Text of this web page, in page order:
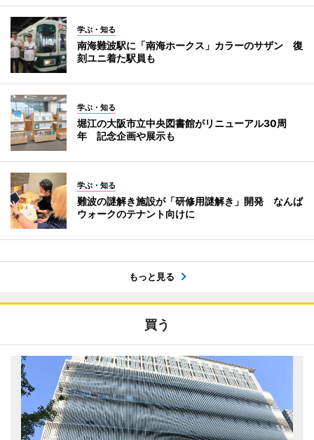
学ぶ・知る
南海難波駅に「南海ホークス」カラーのサザン 復
刻ユニ着た駅員も
学ぶ・知る
堀江の大阪市立中央図書館がリニューアル30周
年 記念企画や展示も
学ぶ・知る
難波の謎解き施設が「研修用謎解き」開発 なんば
ウォークのテナント向けに
もっと見る
買う